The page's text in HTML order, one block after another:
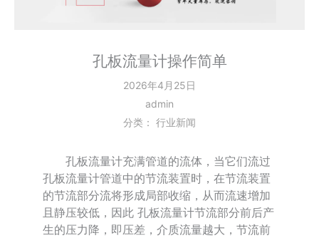
孔板流量计操作简单
2026年4月25日
admin
分类： 行业新闻
孔板流量计充满管道的流体，当它们流过
孔板流量计管道中的节流装置时，在节流装置
的节流部分流将形成局部收缩，从而流速增加
且静压较低，因此 孔板流量计节流部分前后产
生的压力降，即压差，介质流量越大，节流前